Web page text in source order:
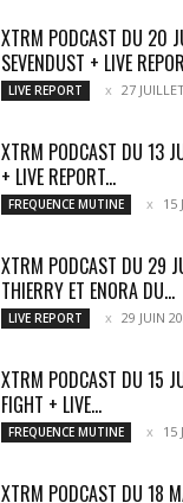
XTRM PODCAST DU 20
SEVENDUST + LIVE
LIVE REPORT 27
XTRM PODCAST DU 13
+ LIVE REPORT...
FREQUENCE MUTINE 15
XTRM PODCAST DU 29
THIERRY ET ENORA DU...
LIVE REPORT 29 JUIN
XTRM PODCAST DU 15
FIGHT + LIVE...
FREQUENCE MUTINE 15
XTRM PODCAST DU 18